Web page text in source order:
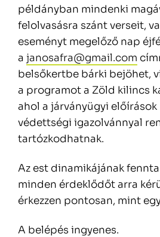
példányban mindenki
felolvasásra szánt verseit,
eseményt megelőző nap
a janosafra@gmail.com
belsőkertbe bárki bejöhet,
a programot a Zöld kilincs
ahol a járványügyi
védettségi igazolvánnyal
tartózkodhatnak.
Az est dinamikájának
minden érdeklődőt arra
érkezzen pontosan, mint
A belépés ingyenes.